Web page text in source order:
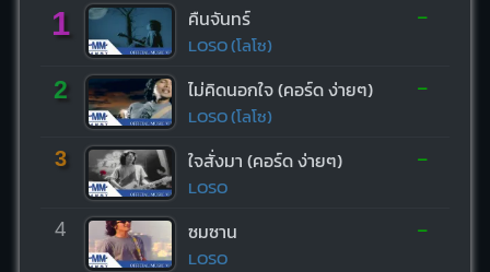
1 คืนจันทร์
LOSO (โลโซ)
-
2 ไม่คิดนอกใจ (คอร์ด ง่ายๆ)
LOSO (โลโซ)
-
3 ใจสั่งมา (คอร์ด ง่ายๆ)
LOSO
-
4 ซมซาน
LOSO
-